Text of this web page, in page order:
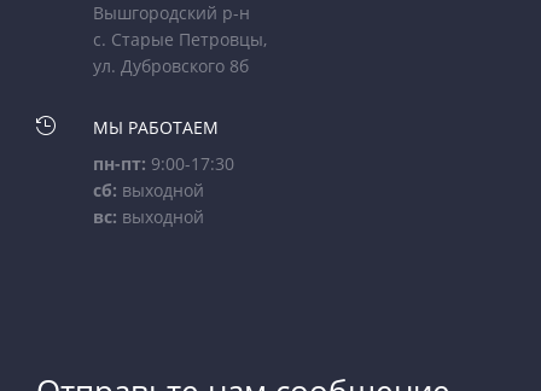
Вышгородский р-н
с. Старые Петровцы,
ул. Дубровского 8б

МЫ РАБОТАЕМ
пн-пт: 9:00-17:30
сб: выходной
вс: выходной